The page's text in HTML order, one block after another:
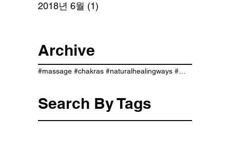
2018년 6월 (1)
Archive
Search By Tags